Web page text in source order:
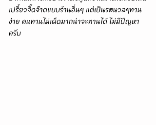
เปรี้ยวจี๊ดจ๊าดแบบร้านอื่นๆ แต่เป็นรสนวลๆทาน
ง่าย คนทานไม่เผ็ดมากน่าจะทานได้ ไม่มีปัญหา
ครับ